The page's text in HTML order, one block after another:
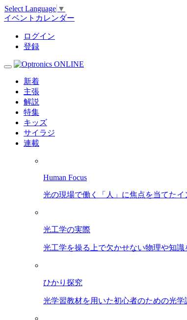
Select Language ▼
イベントカレンダー
ログイン
登録
新着
主張
解説
特集
キッズ
サイラジ
連載
Human Focus
光の現場で働く「人」に焦点を当てたイ
光工学の実際
光工学を操る上で欠かせない物理や知識
ひかり探究
光学習教材を用いた初心者のための光学